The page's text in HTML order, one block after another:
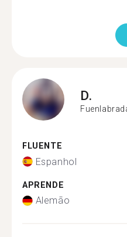
D.
FLUENTE
Espanhol
APRENDE
Alemão